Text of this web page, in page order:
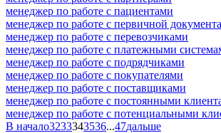
менеджер по работе с пациентами
менеджер по работе с первичной
менеджер по работе с перевозчиками
менеджер по работе с платежными
менеджер по работе с подрядчиками
менеджер по работе с покупателями
менеджер по работе с поставщиками
менеджер по работе с постоянными
менеджер по работе с потенциальными
В начало3233343536...47дальше